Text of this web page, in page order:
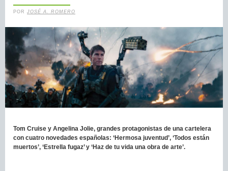
POR JOSÉ A. ROMERO
Tom Cruise y Angelina Jolie, grandes protagonistas de una cartelera
con cuatro novedades españolas: ‘Hermosa juventud’, ‘Todos están
muertos’, ‘Estrella fugaz’ y ‘Haz de tu vida una obra de arte’.